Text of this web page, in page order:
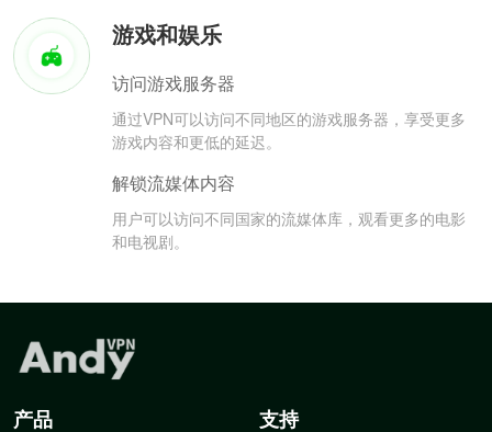
游戏和娱乐
访问游戏服务器
通过VPN可以访问不同地区的游戏服务器，享受更多
游戏内容和更低的延迟。
解锁流媒体内容
用户可以访问不同国家的流媒体库，观看更多的电影
和电视剧。
产品 支持